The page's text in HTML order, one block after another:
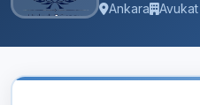
Ankara Avukat